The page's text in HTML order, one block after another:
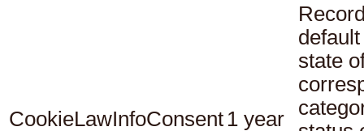
CookieLawInfoConsent 1 year
state